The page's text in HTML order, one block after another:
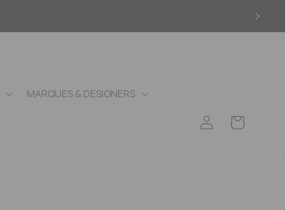
MARQUES & DESIGNERS
Connexion Panier